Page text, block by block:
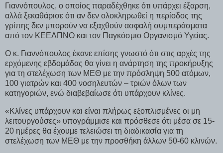
Γιαννόπουλος, ο οποίος παραδέχθηκε ότι υπάρχει έξαρση,
αλλά ξεκαθάρισε ότι αν δεν ολοκληρωθεί η περίοδος της
γρίπης δεν μπορούν να εξαχθούν ασφαλή συμπεράσματα
από τον ΚΕΕΛΠΝΟ και τον Παγκόσμιο Οργανισμό Υγείας.
Ο κ. Γιαννόπουλος έκανε επίσης γνωστό ότι στις αρχές της
ερχόμενης εβδομάδας θα γίνει η ανάρτηση της προκήρυξης
για τη στελέχωση των ΜΕΘ με την πρόσληψη 500 ατόμων,
100 γιατρών και 400 νοσηλευτών – τριών όλων των
κατηγοριών, ενώ διαβεβαίωσε ότι υπάρχουν κλίνες.
«Κλίνες υπάρχουν και είναι πλήρως εξοπλισμένες οι μη
λειτουργούσες» υπογράμμισε και πρόσθεσε ότι μέσα σε 15-
20 ημέρες θα έχουμε τελειώσει τη διαδικασία για τη
στελέχωση των ΜΕΘ με την προσθήκη άλλων 50-60 κλινών.